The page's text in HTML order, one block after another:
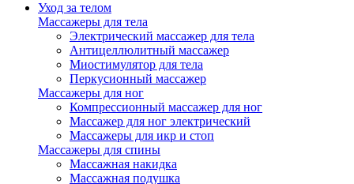
Уход за телом
Массажеры для тела
Электрический массажер для тела
Антицеллюлитный массажер
Миостимулятор для тела
Перкусионный массажер
Массажеры для ног
Компрессионный массажер для ног
Массажер для ног электрический
Массажеры для икр и стоп
Массажеры для спины
Массажная накидка
Массажная подушка